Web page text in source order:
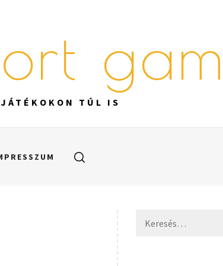
TÚL IS